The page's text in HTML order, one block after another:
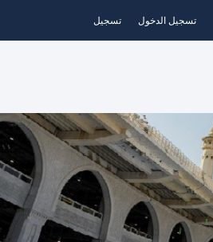
تسجيل الدخول تسجيل